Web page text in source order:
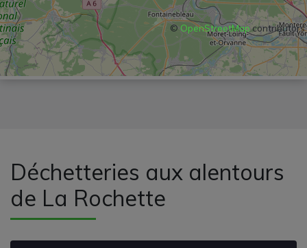
© OpenStreetMapcontributors
Déchetteries aux alentours
de La Rochette